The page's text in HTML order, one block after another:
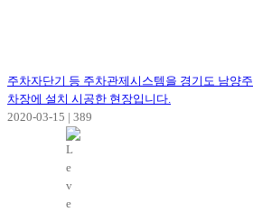
주차자단기 등 주차관제시스템을 경기도 남양
차장에 설치 시공한 현장입니다.
2020-03-15 | 389